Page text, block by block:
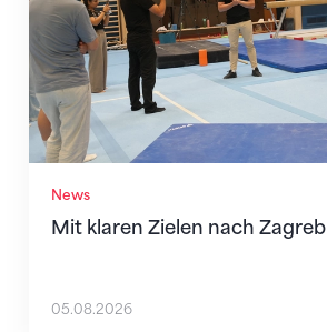
News
Mit klaren Zielen nach Zagreb
05.08.2026